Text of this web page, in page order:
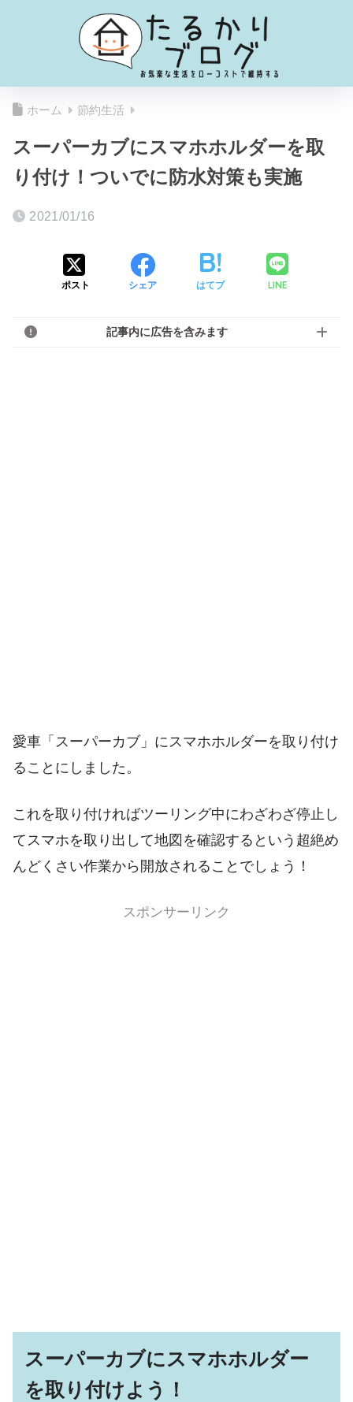
ホーム 節約生活
スーパーカブにスマホホルダーを取
り付け！ついでに防水対策も実施
2021/01/16
ポスト シェア はてブ LINE
記事内に広告を含みます
愛車「スーパーカブ」にスマホホルダーを取り付け
ることにしました。
これを取り付ければツーリング中にわざわざ停止し
てスマホを取り出して地図を確認するという超絶め
んどくさい作業から開放されることでしょう！
スポンサーリンク
スーパーカブにスマホホルダー
を取り付けよう！